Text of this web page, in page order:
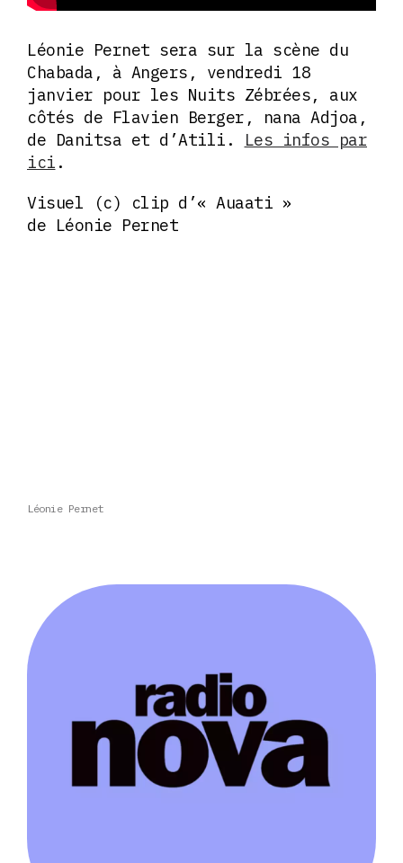
Léonie Pernet sera sur la scène du
Chabada, à Angers, vendredi 18
janvier pour les Nuits Zébrées, aux
côtés de Flavien Berger, nana Adjoa,
de Danitsa et d’Atili.
Les infos par
ici .
Visuel (c) clip d’« Auaati »
de Léonie Pernet
Léonie Pernet